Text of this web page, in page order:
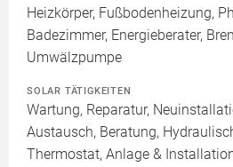
Heizkörper, Fußbodenheizung,
Badezimmer, Energieberater,
Umwälzpumpe
SOLAR TÄTIGKEITEN
Wartung, Reparatur,
Austausch, Beratung,
Thermostat, Anlage &